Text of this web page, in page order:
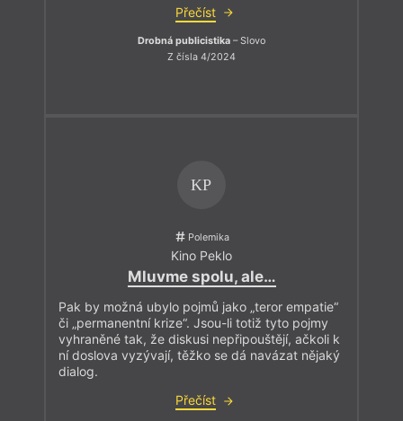
Přečíst
Drobná publicistika – Slovo
Z čísla 4/2024
KP
Polemika
Kino Peklo
Mluvme spolu, ale…
Pak by možná ubylo pojmů jako „teror empatie“
či „permanentní krize“. Jsou-li totiž tyto pojmy
vyhraněné tak, že diskusi nepřipouštějí, ačkoli k
ní doslova vyzývají, těžko se dá navázat nějaký
dialog.
Přečíst